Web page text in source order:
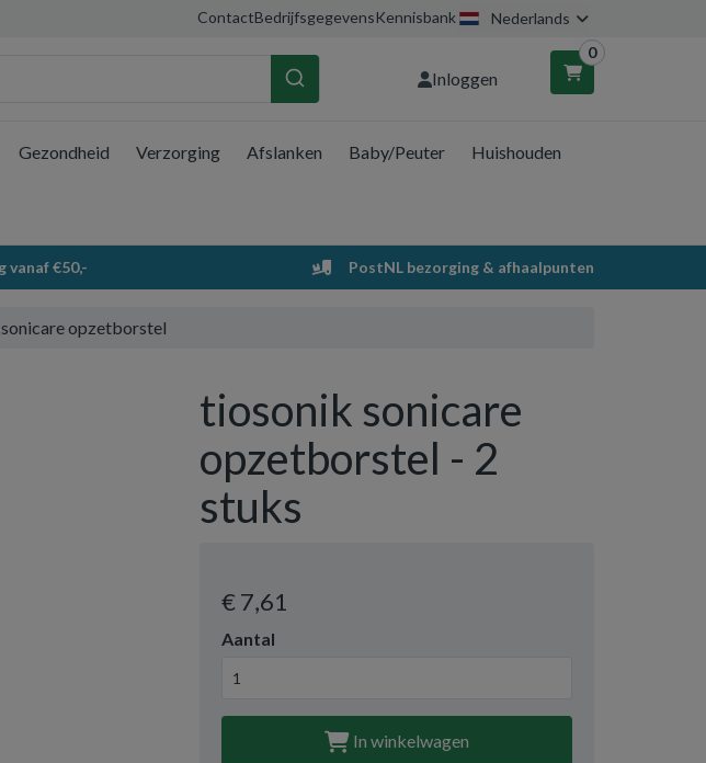
ContactBedrijfsgegevensKennisbank Nederlands
Inloggen
0
Winkelwagen
Uw winkelwagen is leeg.
Vul hem met producten.
Gezondheid Verzorging Afslanken Baby/Peuter Huishouden
vanaf €50,- PostNL bezorging & afhaalpunten
opzetborstel
tiosonik sonicare
opzetborstel - 2
stuks
€ 7,61
Aantal
In winkelwagen